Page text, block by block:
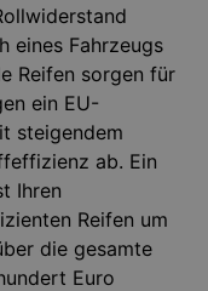
eines Fahrzeugs
Reifen sorgen für
ein EU-
steigendem
ab. Ein
Ihren
Reifen um
die gesamte
Euro